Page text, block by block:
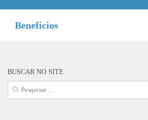
Benefícios
BUSCAR NO SITE
Pesquisar
por: